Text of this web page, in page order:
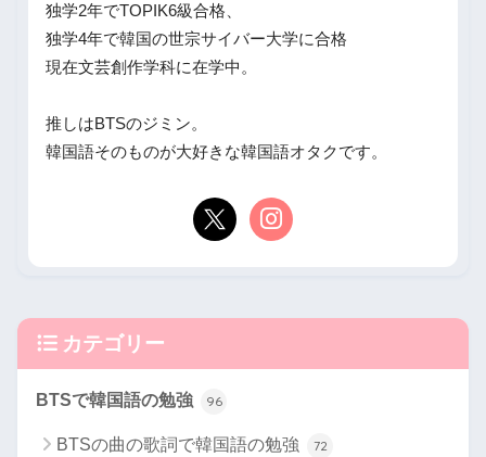
独学2年でTOPIK6級合格、
独学4年で韓国の世宗サイバー大学に合格
現在文芸創作学科に在学中。
推しはBTSのジミン。
韓国語そのものが大好きな韓国語オタクです。
カテゴリー
BTSで韓国語の勉強 96
BTSの曲の歌詞で韓国語の勉強 72